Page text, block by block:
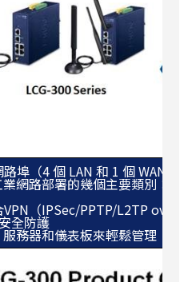
埠（4 個 LAN 和 1 個 WAN
網路部署的幾個主要類別：
VPN（IPSec/PPTP/L2TP over
全防護
務器和儀表板來輕鬆管理